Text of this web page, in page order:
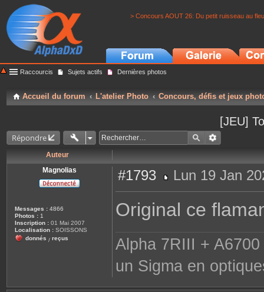
> Concours AOUT 26: Du petit ruisseau au
Raccourcis Sujets actifs Dernières photos
Accueil du forum L'atelier Photo Concours, défis et jeux
[JEU]
Répondre
Auteur
Magnolias
Messages : 4866
Photos : 1
Inscription : 01 Mai 2007
Localisation : SOISSONS
donnés / reçus
#1793
e
a
Lun 19 Jan
Original ce
Alpha 7RIII +
un Sigma en